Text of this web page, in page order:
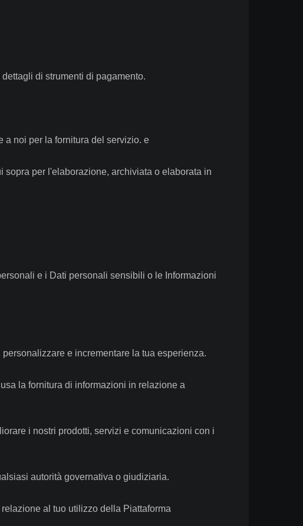
di strumenti di pagamento.
a noi per la fornitura del servizio. e
per l'elaborazione, archiviata o elaborata in
e i Dati personali sensibili o le Informazioni
e incrementare la tua esperienza.
la fornitura di informazioni in relazione a
i nostri prodotti, servizi e comunicazioni con i
autorità governativa o giudiziaria.
al tuo utilizzo della Piattaforma